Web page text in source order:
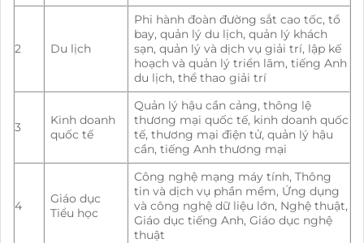
2 Du lịch
Phi hành đoàn đường sắt cao tốc, tổ
bay, quản lý du lịch, quản lý khách
sạn, quản lý và dịch vụ giải trí, lập kế
hoạch và quản lý triển lãm, tiếng Anh
du lịch, thể thao giải trí
3
Kinh doanh
quốc tế
Quản lý hậu cần cảng, thông lệ
thương mại quốc tế, kinh doanh quốc
tế, thương mại điện tử, quản lý hậu
cần, tiếng Anh thương mại
4
Giáo dục
Tiểu học
Công nghệ mạng máy tính, Thông
tin và dịch vụ phần mềm, Ứng dụng
và công nghệ dữ liệu lớn, Nghệ thuật,
Giáo dục tiếng Anh, Giáo dục nghệ
thuật